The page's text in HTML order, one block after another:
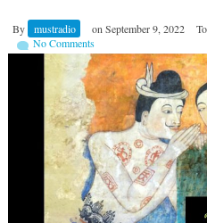
By mustradio on September 9, 2022
No Comments